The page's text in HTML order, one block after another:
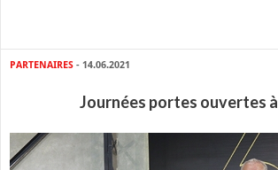
PARTENAIRES - 14.06.2021
Journées portes ouvertes